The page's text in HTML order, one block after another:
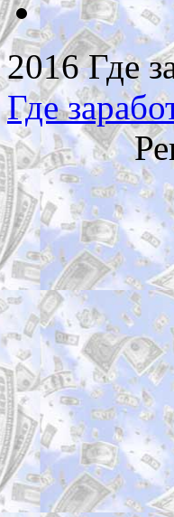
2016 Где
Где